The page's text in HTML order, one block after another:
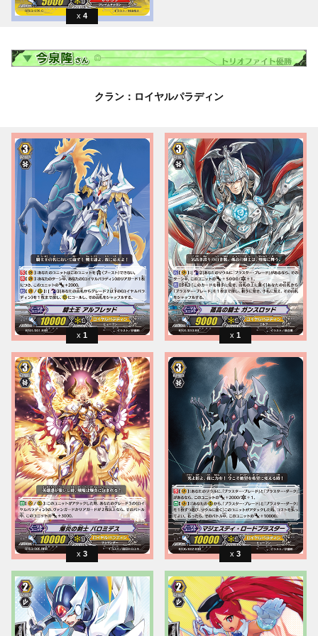
4
クラン：ロイヤルパラディン
1 1
3 3